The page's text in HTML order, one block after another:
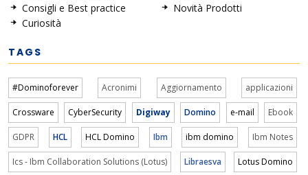
Consigli e Best practice
Curiosità
Novità Prodotti
TAGS
#Dominoforever Acronimi Aggiornamento applicazioni
Crossware CyberSecurity Digiway Domino e-mail Ebook
GDPR HCL HCL Domino Ibm ibm domino Ibm Notes
Ics - Ibm Collaboration Solutions (Lotus) Libraesva Lotus Domino